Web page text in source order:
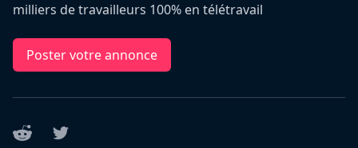
milliers de travailleurs 100% en télétravail
Poster votre annonce
Reddit Twitter